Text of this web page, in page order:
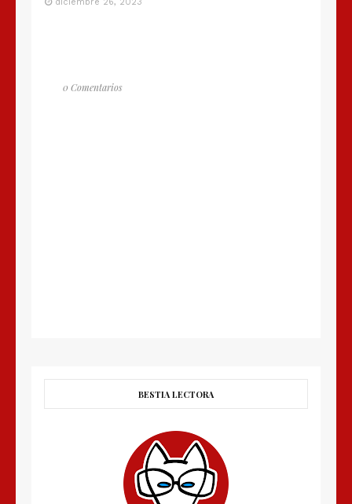
diciembre 26, 2023
0 Comentarios
BESTIA LECTORA